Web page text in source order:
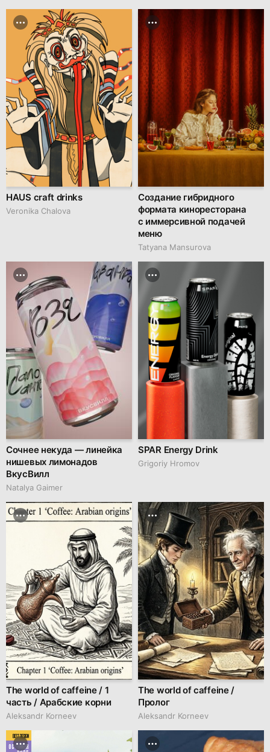
HAUS craft drinks
Veronika Chalova
Создание гибридного
формата киноресторана
с иммерсивной подачей
меню
Tatyana Mansurova
Сочнее некуда — линейка
нишевых лимонадов
ВкусВилл
Natalya Gaimer
SPAR Energy Drink
Grigoriy Hromov
The world of caffeine / 1
часть / Арабские корни
Aleksandr Korneev
The world of caffeine /
Пролог
Aleksandr Korneev
BEST DESIGN
OCTOBER